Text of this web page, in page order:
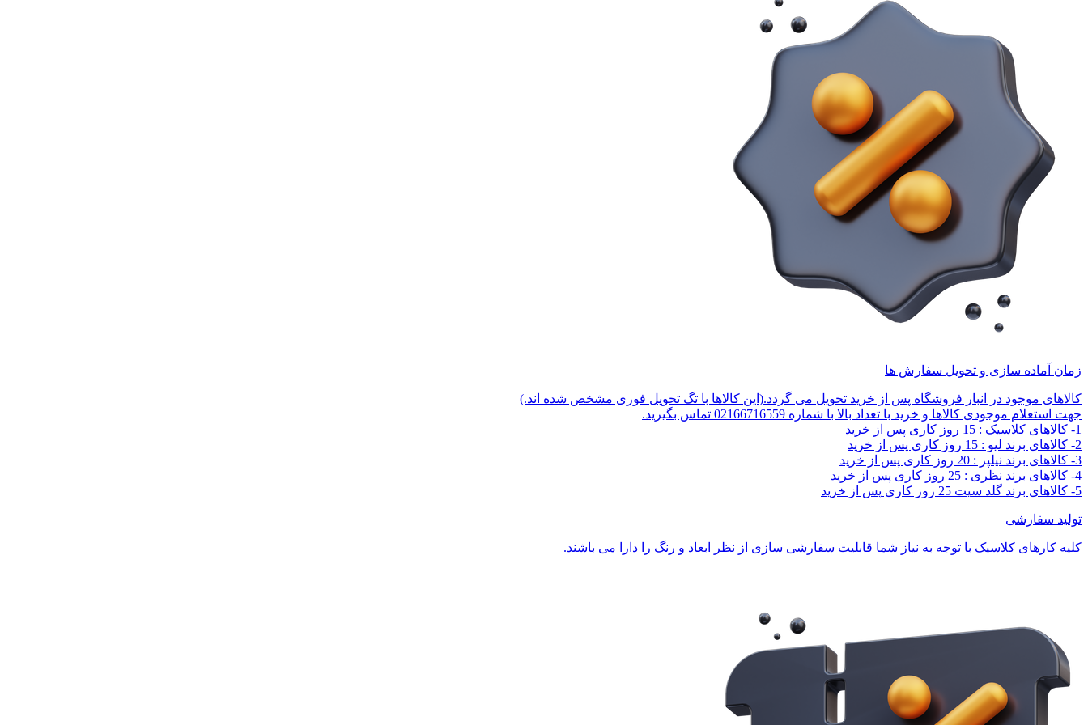
زمان آماده سازی و تحویل سفارش ها
کالاهای موجود در انبار فروشگاه پس از خرید تحویل می گردد.(این کالاها با تگ تحویل فوری مشخص شده اند.)
جهت استعلام موجودی کالاها و خرید با تعداد بالا با شماره 02166716559 تماس بگیرید.
1- کالاهای کلاسیک : 15 روز کاری پس از خرید
2- کالاهای برند لیو : 15 روز کاری پس از خرید
3- کالاهای برند نیلپر : 20 روز کاری پس از خرید
4- کالاهای برند نظری : 25 روز کاری پس از خرید
5- کالاهای برند گلد سیت 25 روز کاری پس از خرید
تولید سفارشی
کلیه کارهای کلاسیک با توجه به نیاز شما قابلیت سفارشی سازی از نظر ابعاد و رنگ را دارا می باشند.